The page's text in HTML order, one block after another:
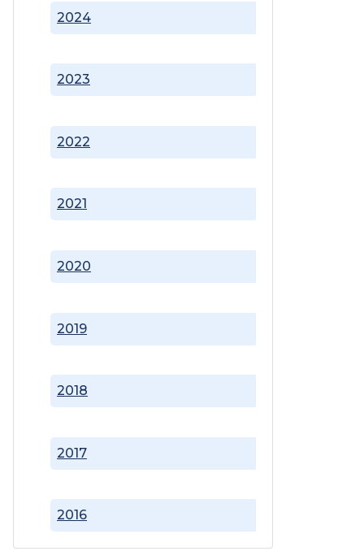
2016
2017
2018
2019
2020
2021
2022
2023
2024